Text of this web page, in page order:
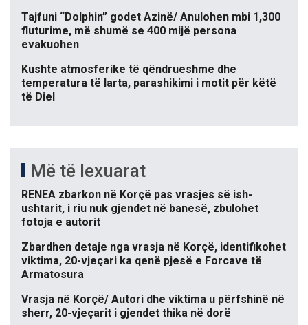
Tajfuni “Dolphin” godet Azinë/ Anulohen mbi 1,300
fluturime, më shumë se 400 mijë persona
evakuohen
Kushte atmosferike të qëndrueshme dhe
temperatura të larta, parashikimi i motit për këtë
të Diel
Më të lexuarat
RENEA zbarkon në Korçë pas vrasjes së ish-
ushtarit, i riu nuk gjendet në banesë, zbulohet
fotoja e autorit
Zbardhen detaje nga vrasja në Korçë, identifikohet
viktima, 20-vjeçari ka qenë pjesë e Forcave të
Armatosura
Vrasja në Korçë/ Autori dhe viktima u përfshinë në
sherr, 20-vjeçarit i gjendet thika në dorë